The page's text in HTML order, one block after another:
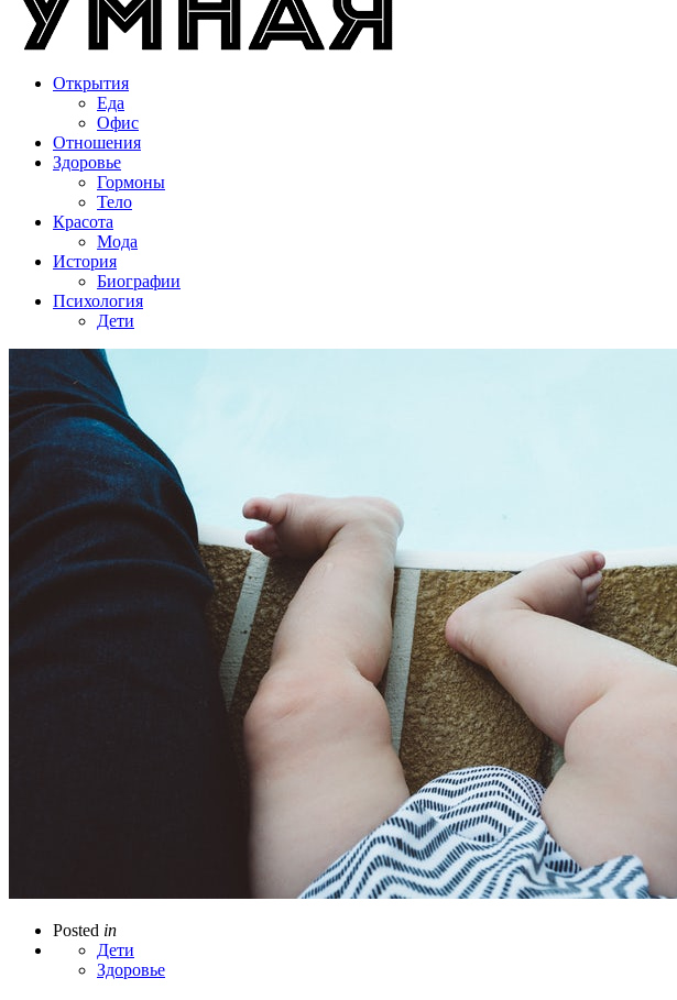
Открытия
Еда
Офис
Отношения
Здоровье
Гормоны
Тело
Красота
Мода
История
Биографии
Психология
Дети
Posted in
Дети
Здоровье